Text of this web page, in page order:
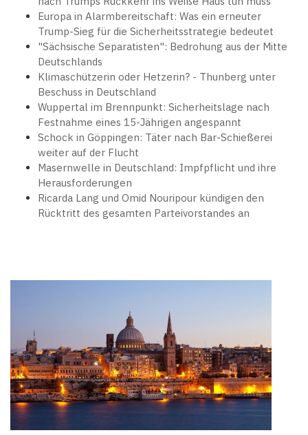
Europa in Alarmbereitschaft: Was ein erneuter
Trump-Sieg für die Sicherheitsstrategie bedeutet
"Sächsische Separatisten": Bedrohung aus der Mitte
Deutschlands
Klimaschützerin oder Hetzerin? - Thunberg unter
Beschuss in Deutschland
Wuppertal im Brennpunkt: Sicherheitslage nach
Festnahme eines 15-Jährigen angespannt
Schock in Göppingen: Täter nach Bar-Schießerei
weiter auf der Flucht
Masernwelle in Deutschland: Impfpflicht und ihre
Herausforderungen
Ricarda Lang und Omid Nouripour kündigen den
Rücktritt des gesamten Parteivorstandes an